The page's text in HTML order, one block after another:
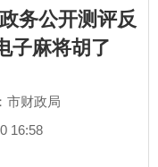
务公开测评反
子麻将胡了
市财政局
16:58